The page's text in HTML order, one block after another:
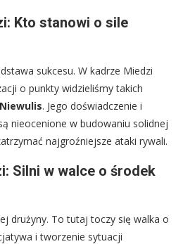
Kto stanowi o sile
sukcesu. W kadrze Miedzi
o punkty widzieliśmy takich
. Jego doświadczenie i
nieocenione w budowaniu solidnej
najgroźniejsze ataki rywali.
Silni w walce o środek
drużyny. To tutaj toczy się walka o
i tworzenie sytuacji